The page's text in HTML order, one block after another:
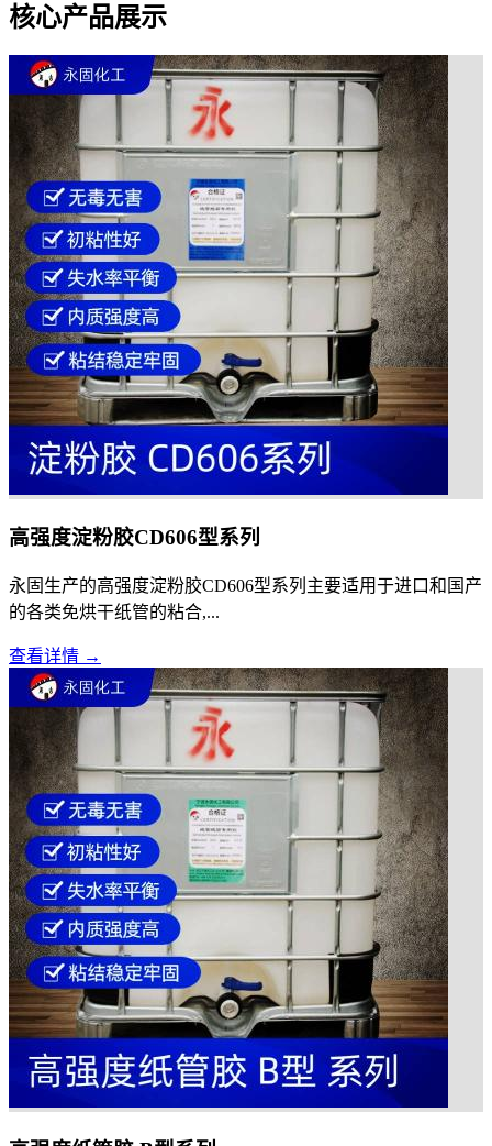
核心产品展示
高强度淀粉胶CD606型系列
永固生产的高强度淀粉胶CD606型系列主要适用于进口和国产
的各类免烘干纸管的粘合,...
查看详情 →